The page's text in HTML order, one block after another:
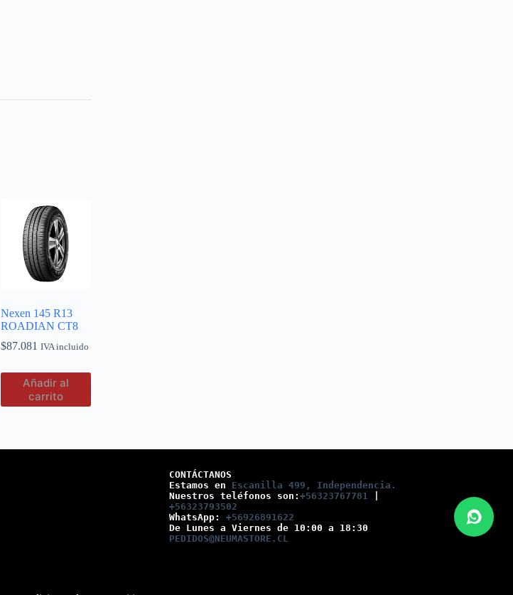
Nexen 145 R13
ROADIAN CT8
$87.081 IVA incluido
Añadir al
carrito
CONTÁCTANOS
Estamos en Escanilla 499, Independencia.
Nuestros teléfonos son: +56323767781
+56323793502
WhatsApp: +56926891622
De Lunes a Viernes de 10:00 a 18:30
PEDIDOS@NEUMASTORE.CL